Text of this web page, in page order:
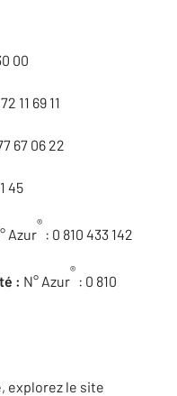
00
11 69 11
67 06 22
45
Azur
®
: 0 810 433 142
: N° Azur
®
: 0 810
explorez le site